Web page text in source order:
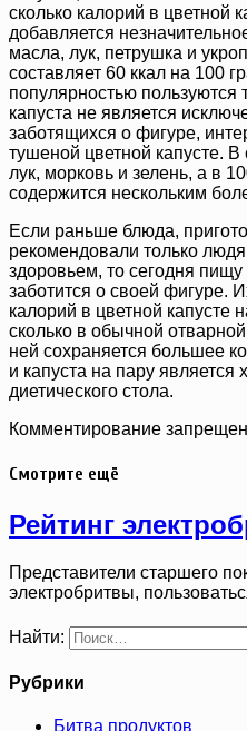
сколько калорий в цветной
добавляется
масла, лук, петрушка и
составляет 60 ккал на 100
популярностью
капуста не является
заботящихся о фигуре,
тушеной цветной капусте.
лук, морковь и зелень, а в
содержится нескольким
Если раньше блюда,
рекомендовали только
здоровьем, то сегодня пищу
заботится о своей фигуре.
калорий в цветной капусте
сколько в обычной
ней сохраняется большее
и капуста на пару
диетического стола.
Комментирование
Смотрите ещё
Рейтинг
Представители старшего
электробритвы,
Найти:
Рубрики
Битва продуктов